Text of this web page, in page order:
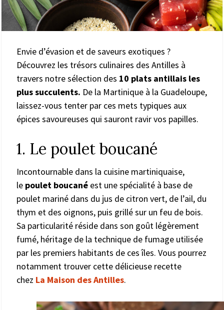
Envie d’évasion et de saveurs exotiques ?
Découvrez les trésors culinaires des Antilles à
travers notre sélection des 10 plats antillais les
plus succulents. De la Martinique à la Guadeloupe,
laissez-vous tenter par ces mets typiques aux
épices savoureuses qui sauront ravir vos papilles.
1. Le poulet boucané
Incontournable dans la cuisine martiniquaise,
le poulet boucané est une spécialité à base de
poulet mariné dans du jus de citron vert, de l’ail, du
thym et des oignons, puis grillé sur un feu de bois.
Sa particularité réside dans son goût légèrement
fumé, héritage de la technique de fumage utilisée
par les premiers habitants de ces îles. Vous pourrez
notamment trouver cette délicieuse recette
chez La Maison des Antilles.